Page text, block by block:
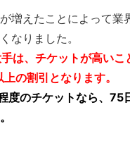
増えたことによって
なりました。
は、チケットが高い
の割引となります。
のチケットなら、75